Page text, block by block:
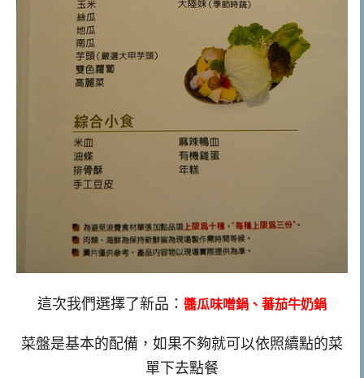
這次我們選擇了新品： 醬瓜味噌鍋、蕃茄牛奶鍋
菜盤是基本的配備，如果不夠就可以依照續點的菜
單下去點餐